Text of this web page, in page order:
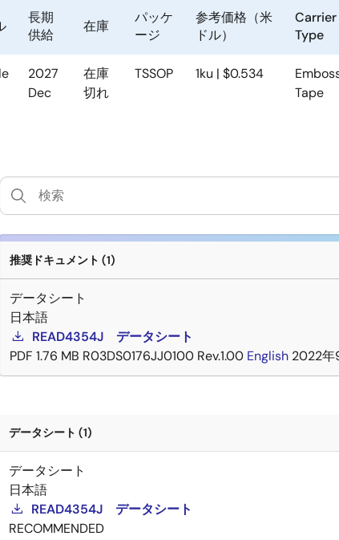
長期
供給
在庫
パッケ
ージ
参考価格（米
ドル）
Carrier
Type
2027
Dec
在庫
切れ
TSSOP 1ku | $0.534
Tape
推奨ドキュメント (1)
データシート
日本語
READ4354J データシート
PDF 1.76 MB R03DS0176JJ0100 Rev.1.00 English 2022年
データシート (1)
データシート
日本語
READ4354J データシート
RECOMMENDED